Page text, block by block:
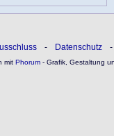
- Datenschutz -
mitPhorum- Grafik, Gestaltung